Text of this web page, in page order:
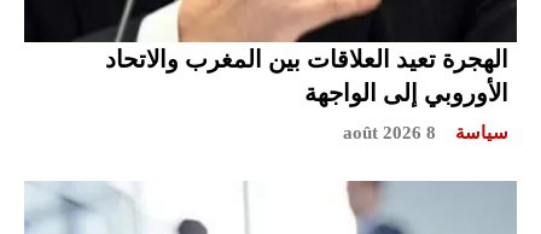
الهجرة تعيد العلاقات بين المغرب والاتحاد
الأوروبي إلى الواجهة
سياسة 8 août 2026